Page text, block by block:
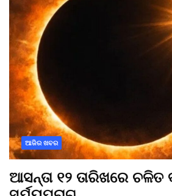
ଆଜିର ଖବର
ଆସନ୍ତା ୧୨ ତାରିଖରେ ଚଳିତ